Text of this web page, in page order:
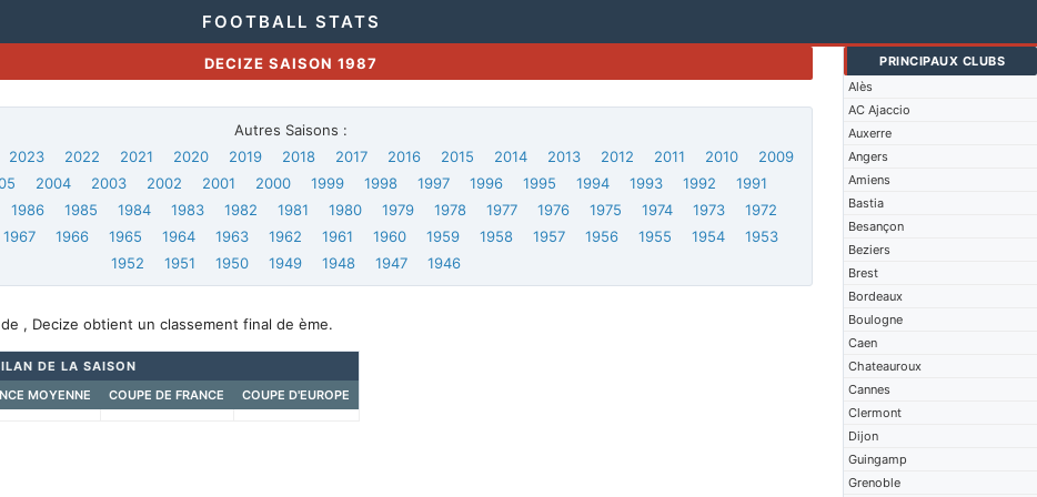
FOOTBALL STATS
PRINCIPAUX CLUBS
Alès
AC Ajaccio
Auxerre
Angers
Amiens
Bastia
Besançon
Beziers
Brest
Bordeaux
Boulogne
Caen
Chateauroux
Cannes
Clermont
Dijon
Guingamp
Grenoble
DECIZE SAISON 1987
Autres Saisons :
2023 2022 2021 2020 2019 2018 2017 2016 2015 2014 2013 2012 2011 2010
2009
2004 2003 2002 2001 2000 1999 1998 1997 1996 1995 1994 1993 1992
1991
1986 1985 1984 1983 1982 1981 1980 1979 1978 1977 1976 1975 1974 1973
1972
1967 1966 1965 1964 1963 1962 1961 1960 1959 1958 1957 1956 1955 1954
1953
1952
1951 1950 1949 1948 1947 1946
, Decize obtient un classement final de ème.
DE LA SAISON
MOYENNE COUPE DE FRANCE COUPE D'EUROPE